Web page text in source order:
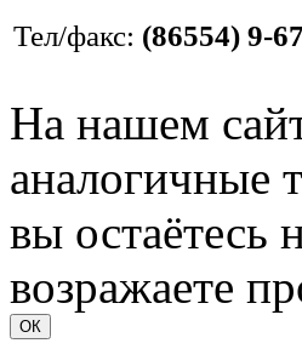
Тел/факс: (86554) 9-
На нашем
аналогичные
вы остаётесь
возражаете
ОК